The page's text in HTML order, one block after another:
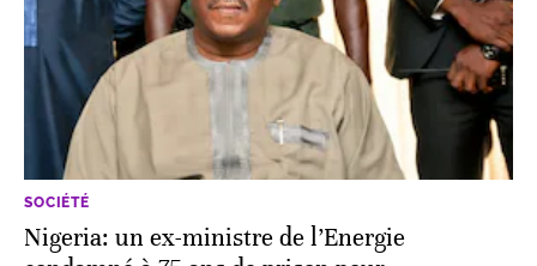
SOCIÉTÉ
Nigeria: un ex-ministre de l’Energie